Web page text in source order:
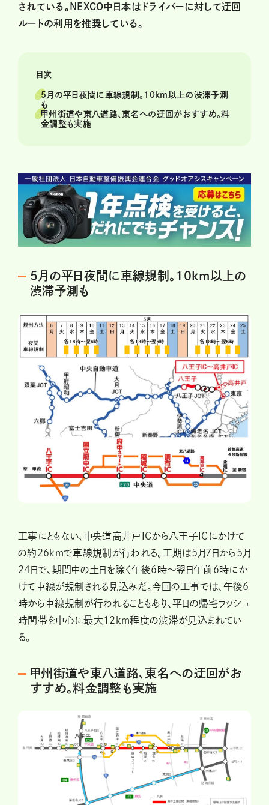
されている。NEXCO中日本はドライバーに対して迂回
ルートの利用を推奨している。
目次
5月の平日夜間に車線規制。10km以上の渋滞予測
も
甲州街道や東八道路、東名への迂回がおすすめ。料
金調整も実施
5月の平日夜間に車線規制。10km以上の
渋滞予測も
工事にともない、中央道高井戸ICから八王子ICにかけて
の約26kmで車線規制が行われる。工期は5月7日から5月
24日で、期間中の土日を除く午後6時〜翌日午前6時にか
けて車線が規制される見込みだ。今回の工事では、午後6
時から車線規制が行われることもあり、平日の帰宅ラッシュ
時間帯を中心に最大12km程度の渋滞が見込まれてい
る。
甲州街道や東八道路、東名への迂回がお
すすめ。料金調整も実施